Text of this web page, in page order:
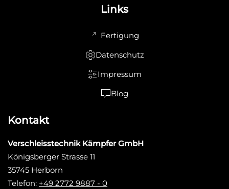
Links
Fertigung
Datenschutz
Impressum
Blog
Kontakt
Verschleisstechnik Kämpfer GmbH
Königsberger Strasse 11
35745 Herborn
Telefon: +49 2772 9887 - 0